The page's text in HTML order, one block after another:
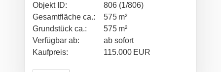
Objekt ID:
806 (1/806)
Gesamtfläche ca.:
575 m²
Grund­stück ca.:
575 m²
Verfügbar ab:
ab sofort
Kaufpreis:
115.000 EUR